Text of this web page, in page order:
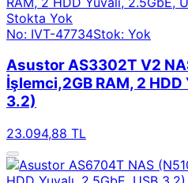
Stokta Yok
No: IVT-47734Stok: Yok
Asustor AS3302T V2
İşlemci,2GB RAM, 2 HDD
3.2)
23.094,88 TL